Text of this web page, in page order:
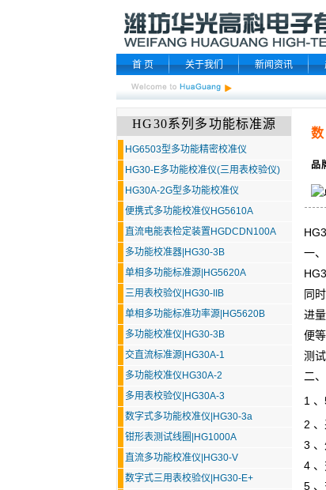
首 页 关于我们 新闻资讯
HG30系列多功能标准源
HG6503型多功能精密校准仪
HG30-E多功能校准仪(三用表校验仪)
HG30A-2G型多功能校准仪
便携式多功能校准仪HG5610A
直流电能表检定装置HGDCDN100A
多功能校准器|HG30-3B
单相多功能标准源|HG5620A
三用表校验仪|HG30-IIB
单相多功能标准功率源|HG5620B
多功能校准仪|HG30-3B
交直流标准源|HG30A-1
多功能校准仪HG30A-2
多用表校验仪|HG30A-3
数字式多功能校准仪|HG30-3a
钳形表测试线圈|HG1000A
直流多功能校准仪|HG30-V
数字式三用表校验仪|HG30-E+
品
一
同
进
便
测
二
1
2 、
3 、
4 、
5 、